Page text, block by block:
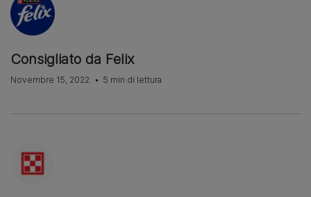
Consigliato da Felix
Novembre 15, 2022 5 min di lettura